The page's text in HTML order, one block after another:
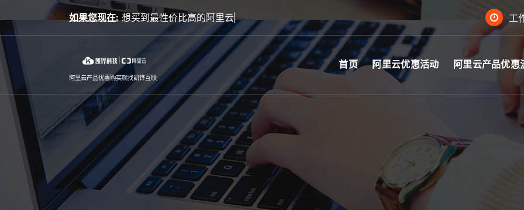
to
content
如果您现在: 工
阿里云产品优惠购买就找凯铧互联
首页 阿里云优惠活动 阿里云产品优惠